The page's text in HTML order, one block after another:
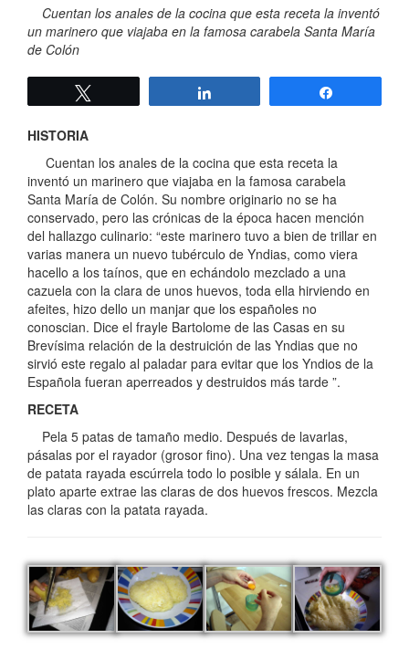
Cuentan los anales de la cocina que esta receta la inventó
un marinero que viajaba en la famosa carabela Santa María
de Colón
HISTORIA
Cuentan los anales de la cocina que esta receta la
inventó un marinero que viajaba en la famosa carabela
Santa María de Colón. Su nombre originario no se ha
conservado, pero las crónicas de la época hacen mención
del hallazgo culinario: “este marinero tuvo a bien de trillar en
varias manera un nuevo tubérculo de Yndias, como viera
hacello a los taínos, que en echándolo mezclado a una
cazuela con la clara de unos huevos, toda ella hirviendo en
afeites, hizo dello un manjar que los españoles no
conoscian. Dice el frayle Bartolome de las Casas en su
Brevísima relación de la destruición de las Yndias que no
sirvió este regalo al paladar para evitar que los Yndios de la
Española fueran aperreados y destruidos más tarde ”.
RECETA
Pela 5 patas de tamaño medio. Después de lavarlas,
pásalas por el rayador (grosor fino). Una vez tengas la masa
de patata rayada escúrrela todo lo posible y sálala. En un
plato aparte extrae las claras de dos huevos frescos. Mezcla
las claras con la patata rayada.